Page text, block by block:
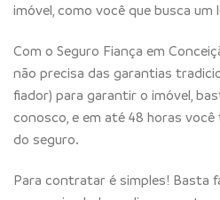
imóvel, como você que busca um
Com o Seguro Fiança em
não precisa das garantias
fiador) para garantir o imóvel,
conosco, e em até 48 horas
do seguro.
Para contratar é simples! Basta